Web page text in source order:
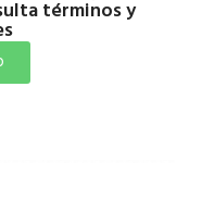
términos y